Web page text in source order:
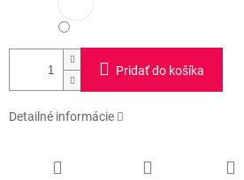
Pridať do košíka
Detailné informácie